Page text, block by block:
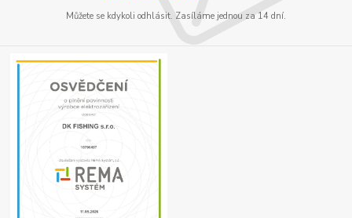
Můžete se kdykoli odhlásit. Zasíláme jednou za 14 dní.